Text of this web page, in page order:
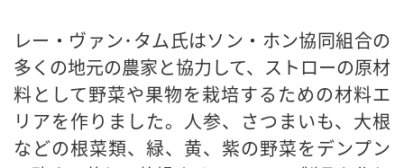
レー・ヴァン･タム氏はソン・ホン協同組合の
多くの地元の農家と協力して、ストローの原材
料として野菜や果物を栽培するための材料エ
リアを作りました。人参、さつまいも、大根
などの根菜類、緑、黄、紫の野菜をデンプン